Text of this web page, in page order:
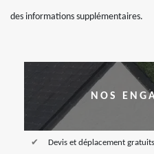
des informations supplémentaires.
NOS
Devis et déplacement gratuits